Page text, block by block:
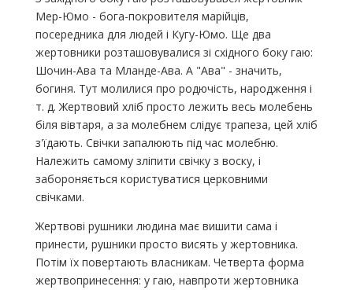
Мер-Юмо - бога-покровителя марійців,
посередника для людей і Кугу-Юмо. Ще два
жертовники розташовувалися зі східного боку гаю:
Шочин-Ава та Мланде-Ава. А "Ава" - значить,
богиня. Тут молилися про родючість, народження і
т. д. Жертвовий хліб просто лежить весь молебень
біля вівтаря, а за молебнем слідує трапеза, цей хліб
з'їдають. Свічки запалюють під час молебню.
Належить самому зліпити свічку з воску, і
забороняється користуватися церковними
свічками.
Жертвові рушники людина має вишити сама і
принести, рушники просто висять у жертовника.
Потім їх повертають власникам. Четверта форма
жертвопринесення: у гаю, навпроти жертовника